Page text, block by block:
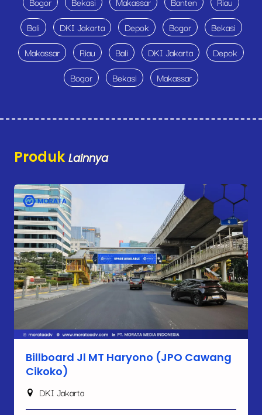
Bali
DKI Jakarta Depok Bogor
Bekasi
Makassar
Riau Bali DKI Jakarta
Depok
Bogor
Bekasi Makassar
Produk Lainnya
Billboard Jl MT Haryono (JPO Cawang
Cikoko)
DKI Jakarta